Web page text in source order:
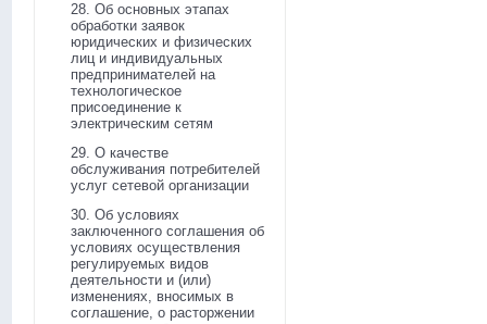
28. Об основных этапах
обработки заявок
юридических и физических
лиц и индивидуальных
предпринимателей на
технологическое
присоединение к
электрическим сетям
29. О качестве
обслуживания потребителей
услуг сетевой организации
30. Об условиях
заключенного соглашения об
условиях осуществления
регулируемых видов
деятельности и (или)
изменениях, вносимых в
соглашение, о расторжении